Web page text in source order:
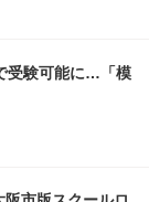
受験可能に…「模